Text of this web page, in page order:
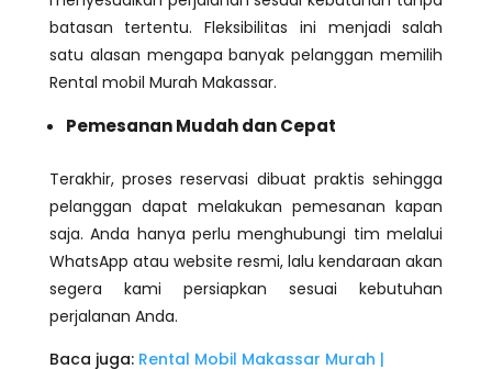
batasan tertentu. Fleksibilitas ini menjadi salah
satu alasan mengapa banyak pelanggan memilih
Rental mobil Murah Makassar.
Pemesanan Mudah dan Cepat
Terakhir, proses reservasi dibuat praktis sehingga
pelanggan dapat melakukan pemesanan kapan
saja. Anda hanya perlu menghubungi tim melalui
WhatsApp atau website resmi, lalu kendaraan akan
segera kami persiapkan sesuai kebutuhan
perjalanan Anda.
Baca juga: Rental Mobil Makassar Murah |